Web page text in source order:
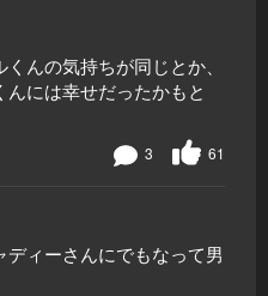
んの気持ちが同じとか、
には幸せだったかもと
61
3
ィーさんにでもなって男